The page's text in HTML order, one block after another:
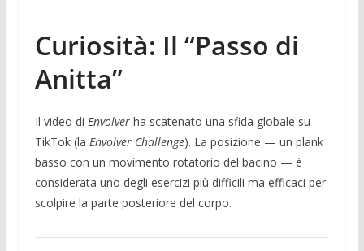
Curiosità: Il “Passo di
Anitta”
Il video di Envolverha scatenato una sfida globale su
TikTok (la Envolver Challenge). La posizione — un plank
basso con un movimento rotatorio del bacino — è
considerata uno degli esercizi più difficili ma efficaci per
scolpire la parte posteriore del corpo.